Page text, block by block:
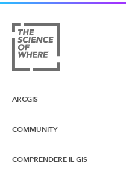
ARCGIS
Panoramica ArcGIS
COMMUNITY
Community Esri
COMPRENDERE IL GIS